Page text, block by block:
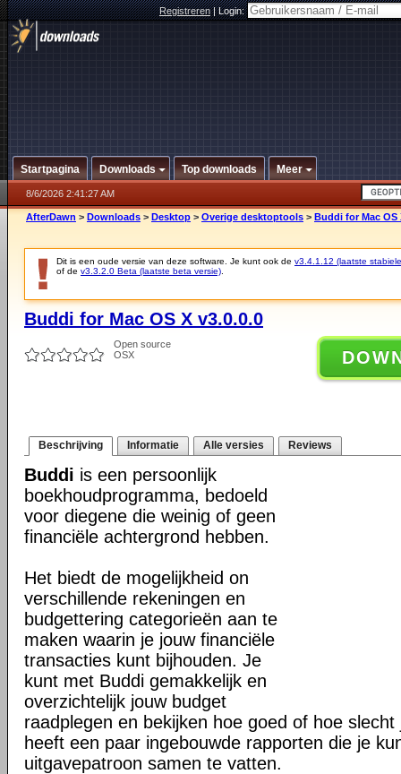
Registreren|Login:
Startpagina Downloads Top downloads Meer
8/6/2026 2:41:27 AM
AfterDawn > Downloads > Desktop > Overige desktoptools > Buddi for Mac OS
Dit is een oude versie van deze software. Je kunt ook de v3.4.1.12 (laatste
of de v3.3.2.0 Beta (laatste beta versie)
Buddi for Mac OS X v3.0.0.0
Open source
OSX
Beschrijving Informatie Alle versies Reviews
Buddi is een persoonlijk
boekhoudprogramma, bedoeld
voor diegene die weinig of geen
financiële achtergrond hebben.
Het biedt de mogelijkheid on
verschillende rekeningen en
budgettering categorieën aan te
maken waarin je jouw financiële
transacties kunt bijhouden. Je
kunt met Buddi gemakkelijk en
overzichtelijk jouw budget
raadplegen en bekijken hoe goed of hoe
heeft een paar ingebouwde rapporten die je
uitgavepatroon samen te vatten.